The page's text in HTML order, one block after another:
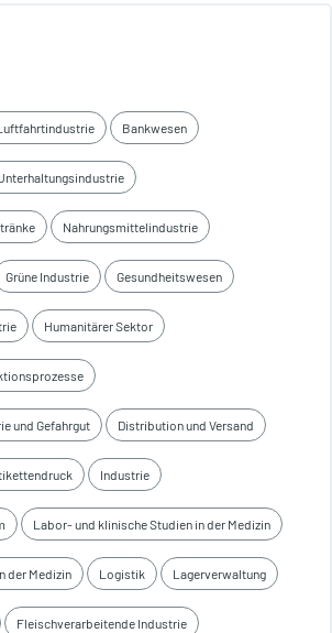
Bankwesen
Nahrungsmittelindustrie
Grüne Industrie Gesundheitswesen
Humanitärer Sektor
und Gefahrgut Distribution und Versand
Industrie
Labor- und klinische Studien in der Medizin
der Medizin Logistik Lagerverwaltung
Fleischverarbeitende Industrie